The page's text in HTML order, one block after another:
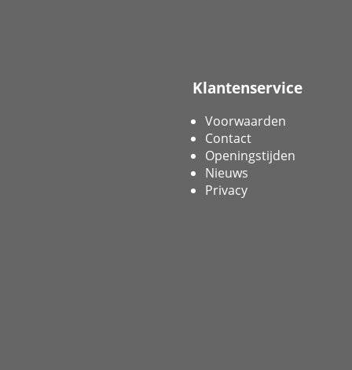
Klantenservice
Voorwaarden
Contact
Openingstijden
Nieuws
Privacy